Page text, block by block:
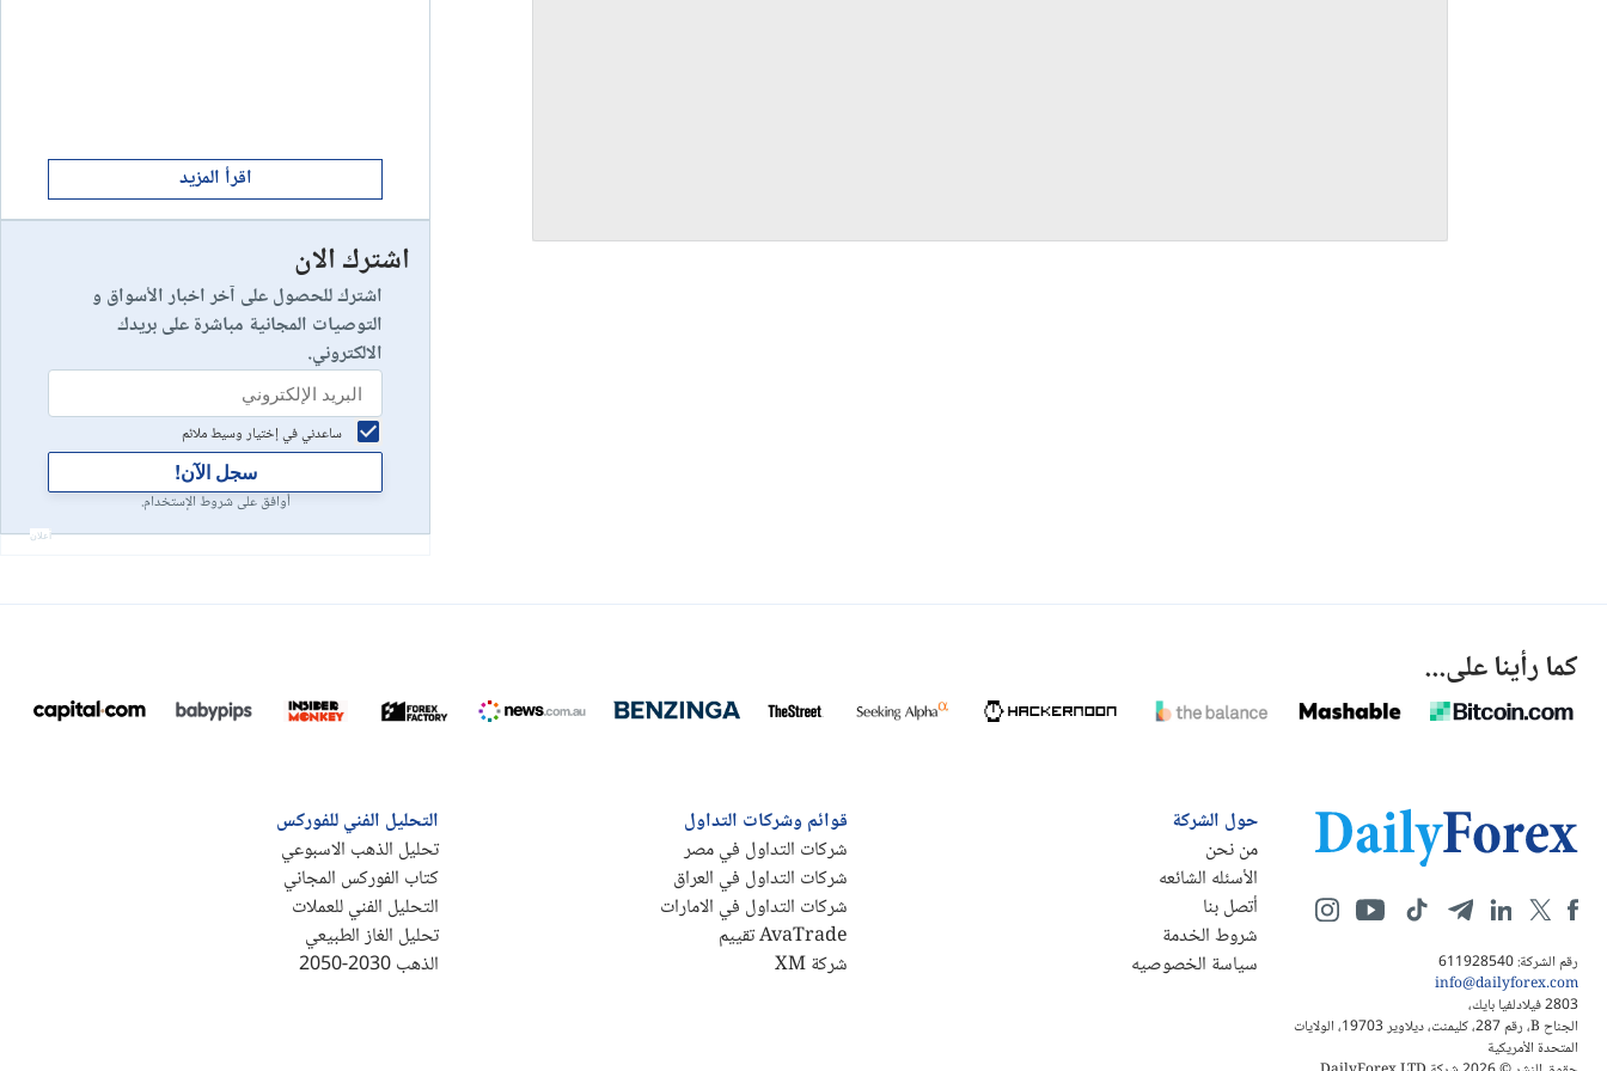
إستعراض شركة
10
اقرأ المزيد
اشترك الان
اشترك للحصول على آخر اخبار الأسواق و
التوصيات المجانية مباشرة على بريدك
الالكتروني.
ساعدني في إختيار وسيط ملائم
سجل الآن!
أوافق على شروط الإستخدام.
أعلان
كما رأينا على...
رقم الشركة: 611928540
info@dailyforex.com
2803 فيلادلفيا بايك،
الجناح B، رقم 287، كليمنت، ديلاوير 19703، الولايات
المتحدة الأمريكية
حول الشركة
من نحن
الأسئله الشائعه
أتصل بنا
شروط الخدمة
سياسة الخصوصيه
قوائم وشركات التداول
شركات التداول في مصر
شركات التداول في العراق
شركات التداول في الامارات
AvaTrade تقييم
شركة XM
التحليل الفني للفوركس
تحليل الذهب الاسبوعي
كتاب الفوركس المجاني
التحليل الفني للعملات
تحليل الغاز الطبيعي
الذهب 2030-2050